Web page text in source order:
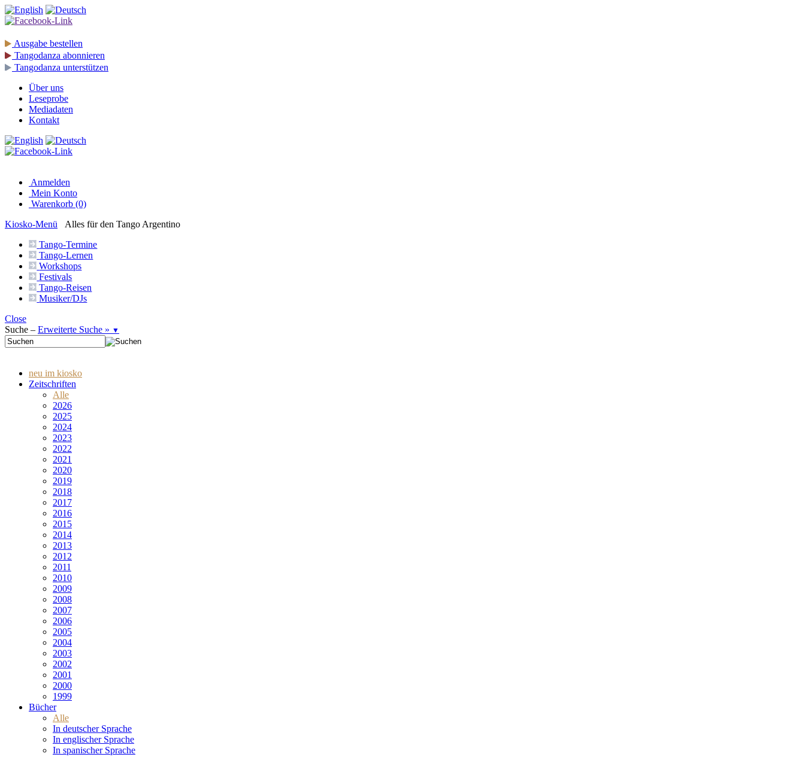
Ausgabe bestellen
Tangodanza abonnieren
Tangodanza unterstützen
Über uns
Leseprobe
Mediadaten
Kontakt
Anmelden
Mein Konto
Warenkorb (0)
Kiosko-Menü
Alles für den Tango Argentino
Tango-Termine
Tango-Lernen
Workshops
Festivals
Tango-Reisen
Musiker/DJs
Close
Suche – Erweiterte Suche » ▼
neu im kiosko
Zeitschriften
Alle
2026
2025
2024
2023
2022
2021
2020
2019
2018
2017
2016
2015
2014
2013
2012
2011
2010
2009
2008
2007
2006
2005
2004
2003
2002
2001
2000
1999
Bücher
Alle
In deutscher Sprache
In englischer Sprache
In spanischer Sprache